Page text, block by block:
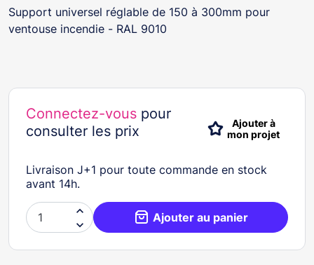
Support universel réglable de 150 à 300mm pour
ventouse incendie - RAL 9010
Connectez-vous pour
consulter les prix
Ajouter à
mon projet
Livraison J+1 pour toute commande en stock
avant 14h.

 Ajouter au panier